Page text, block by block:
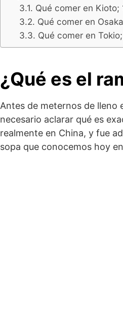
Qué comer en
Qué comer en
Qué comer en
¿Qué es el
Antes de meternos de lleno
necesario aclarar qué es
realmente en China, y fue
sopa que conocemos hoy